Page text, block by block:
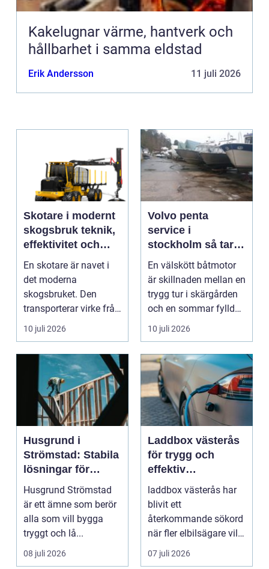
Kakelugnar värme, hantverk och
hållbarhet i samma eldstad
Erik Andersson 11 juli 2026
Skotare i modernt
skogsbruk teknik,
effektivitet och
hållbarhet
En skotare är navet i
det moderna
skogsbruket. Den
transporterar virke från
avverkningsplatsen till
10 juli 2026
Volvo penta
service i
stockholm så tar
du hand om din
båtmotor på rätt
sätt
En välskött båtmotor
är skillnaden mellan en
trygg tur i skärgården
och en sommar fylld
av ofrivilli...
10 juli 2026
Husgrund i
Strömstad: Stabila
lösningar för
boende vid kusten
Husgrund Strömstad
är ett ämne som berör
alla som vill bygga
tryggt och lå...
08 juli 2026
Laddbox västerås
för trygg och
effektiv
hemmaladdning
laddbox västerås har
blivit ett
återkommande sökord
när fler elbilsägare vill
ladda hemma på ett
säk...
07 juli 2026